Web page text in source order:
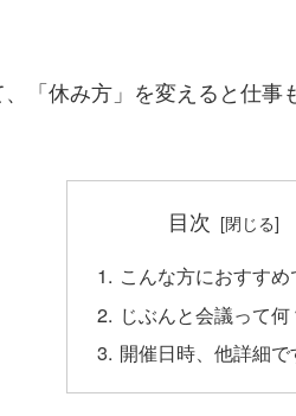
、「休み方」を変えると仕事
目次
こんな方におすすめ
じぶんと会議って何
開催日時、他詳細で